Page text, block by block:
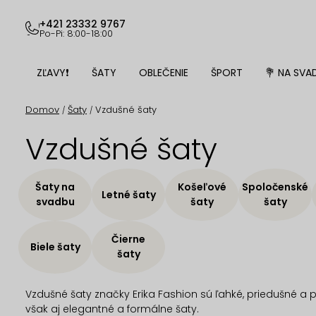
obsah
+421 23332 9767
Po-Pi: 8:00-18:00
ZĽAVY❗ ŠATY OBLEČENIE ŠPORT 💐 NA
Domov / Šaty / Vzdušné šaty
Vzdušné šaty
Vzdušné šaty značky Erika Fashion sú ľahké, priedušné
však aj elegantné a formálne šaty.
Šaty na
svadbu
Letné šaty
Košeľové
šaty
Spoločenské
šaty
Biele šaty
Čierne
šaty